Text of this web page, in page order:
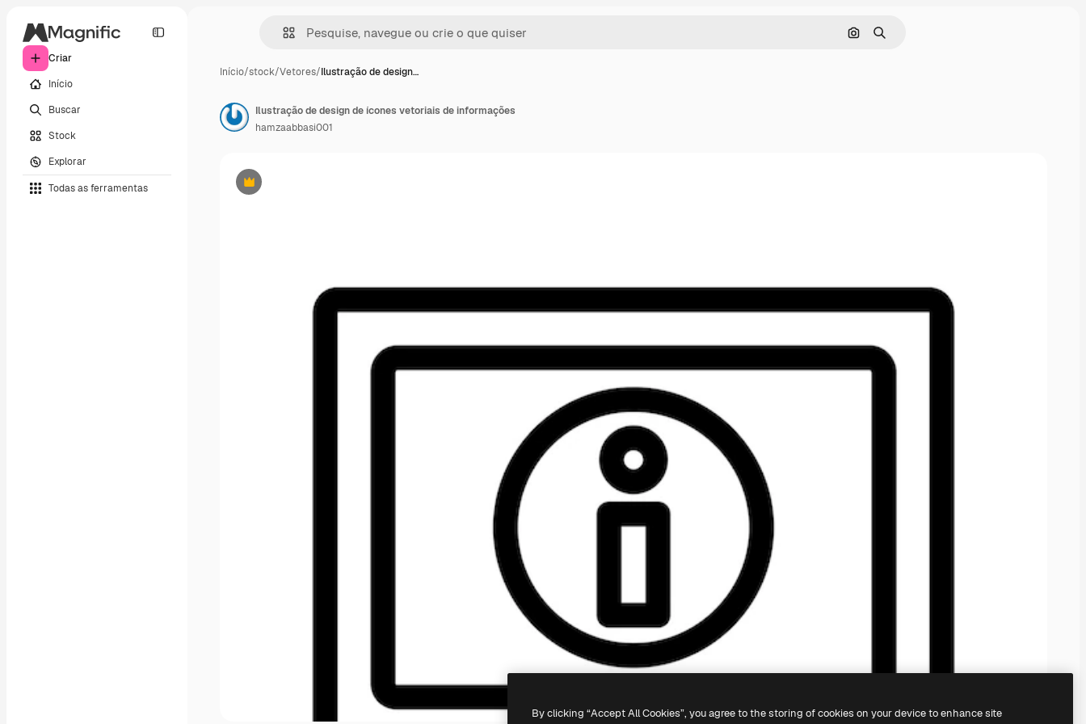
Criar
Início
Buscar
Stock
Explorar
Todas as ferramentas
Pesquisar por imagem
Buscar
Início/stock/Vetores/Ilustração de design…
Premium
Ilustração de design de ícones vetoriais de informações
hamzaabbasi001
By clicking “Accept All Cookies”, you agree to the storing of cookies on your device to enhance site